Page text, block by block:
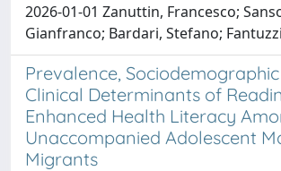
2026-01-01 Zanuttin, Francesco;
Gianfranco; Bardari, Stefano;
Prevalence,
Clinical Determinants of
Enhanced Health Literacy
Unaccompanied Adolescent
Migrants